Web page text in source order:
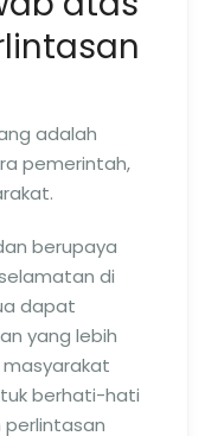
adalah
pemerintah,
berupaya
di
dapat
yang lebih
berhati-hati